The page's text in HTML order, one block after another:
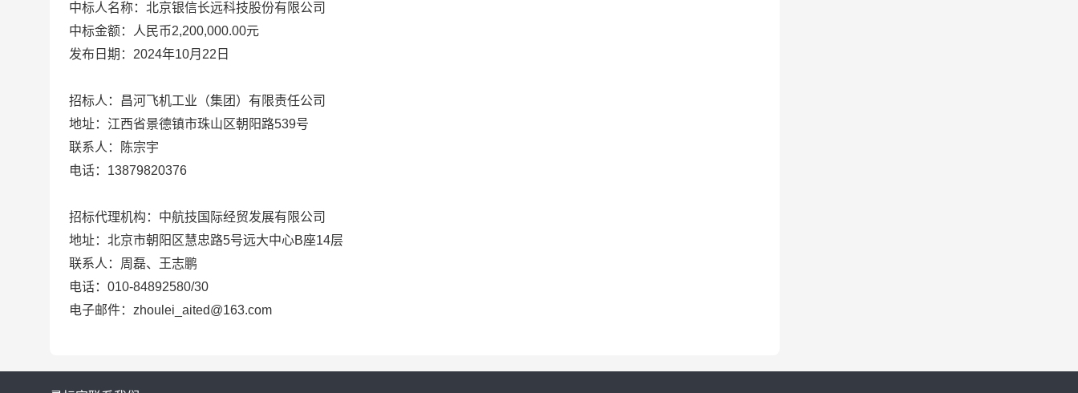
中标人名称：北京银信长远科技股份有限公司
中标金额：人民币2,200,000.00元
发布日期：2024年10月22日
招标人：昌河飞机工业（集团）有限责任公司
地址：江西省景德镇市珠山区朝阳路539号
联系人：陈宗宇
电话：13879820376
招标代理机构：中航技国际经贸发展有限公司
地址：北京市朝阳区慧忠路5号远大中心B座14层
联系人：周磊、王志鹏
电话：010-84892580/30
电子邮件：zhoulei_aited@163.com